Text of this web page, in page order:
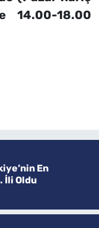
14.00-18.00
En
İli Oldu